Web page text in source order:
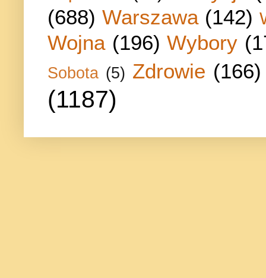
(688) Warszawa (142)
Wojna (196) Wybory
Sobota (5) Zdrowie (166)
(1187)